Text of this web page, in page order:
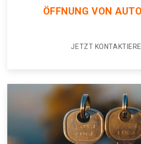
ÖFFNUNG VON
JETZT